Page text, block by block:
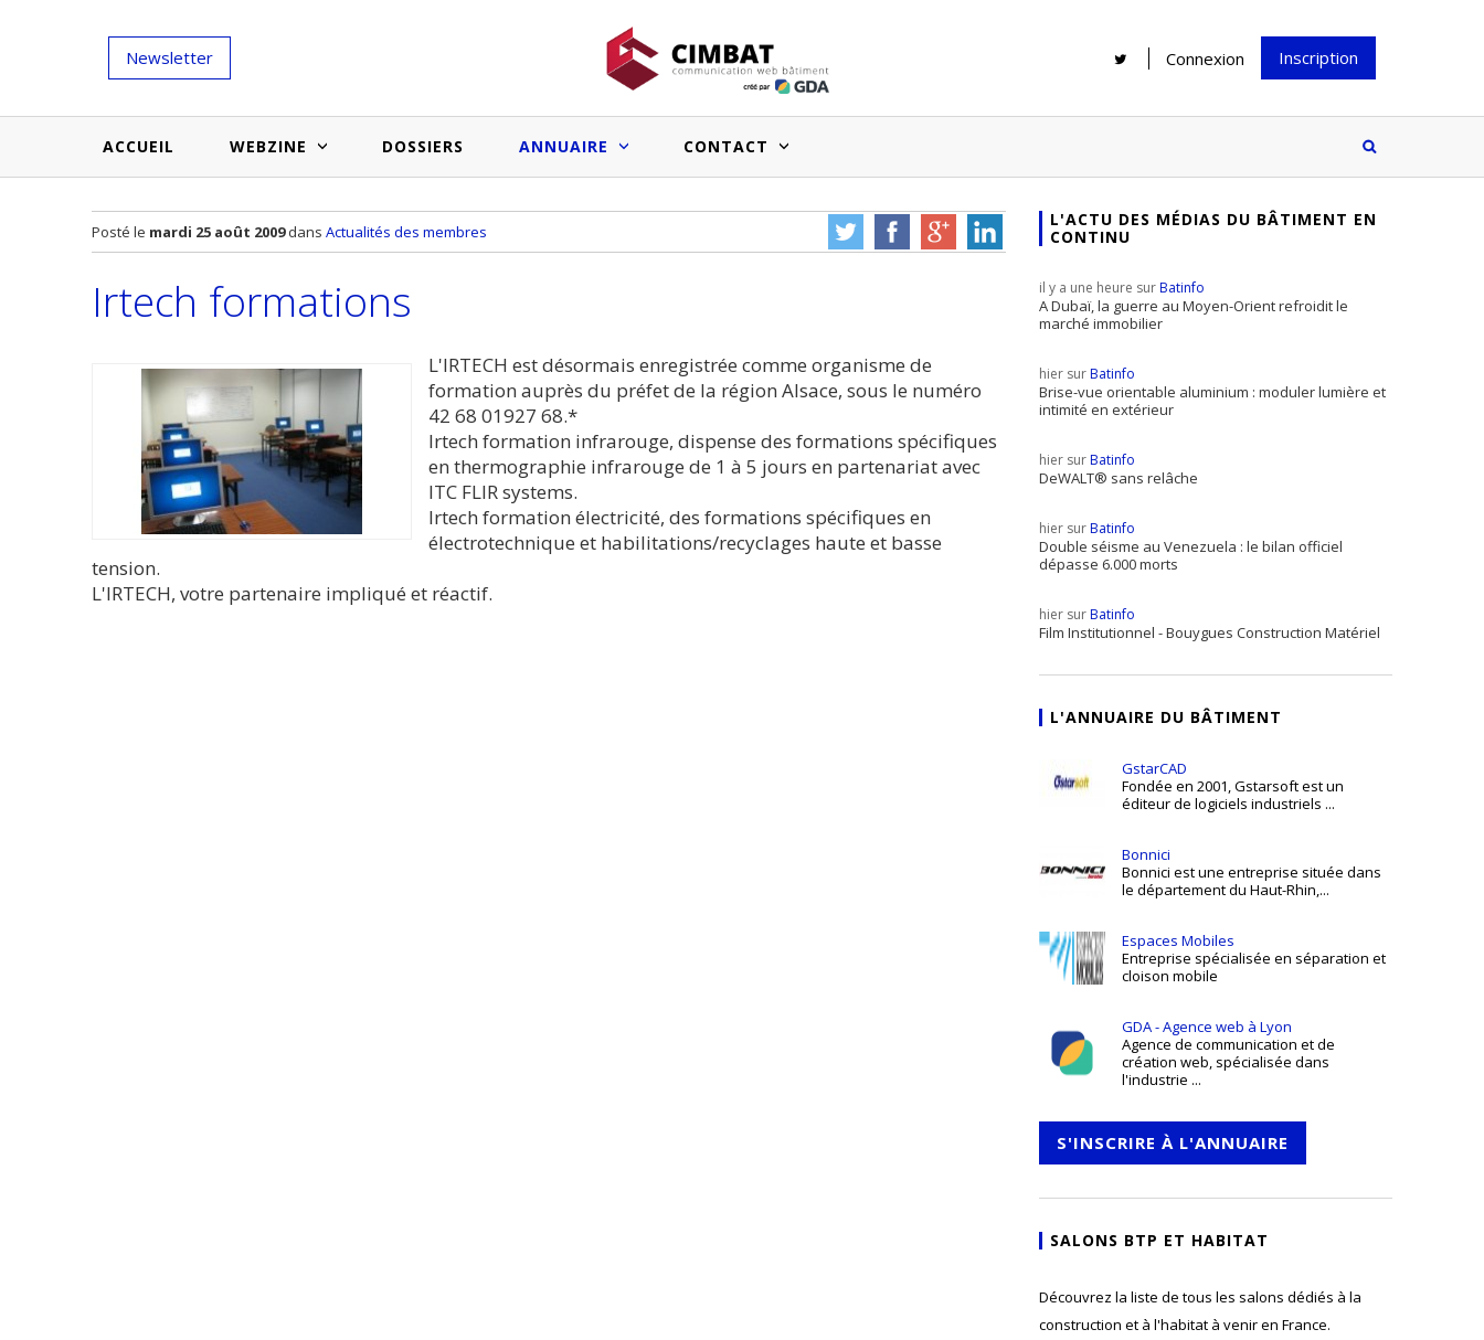
Newsletter Connexion Inscription
ACCUEIL WEBZINE
Salons et évènementiels
Médias du bâtiment
Billets d'humeur
Etudes et enquêtes
idée mais...
Medias web du bâtiment :le point
annoncés
Le print sous toutes ses formes a-t-
il encore sa place dans un monde
DOSSIERS ANNUAIRE
Annuaire
Actualités des membres
Rénover une salle de bains : gagner
supports
CONTACT
soumettre ?
nous signaler ?
Vous souhaitez inscrire
votre site à notre
Posté le mardi 25 août 2009 dans Actualités des membres
Irtech formations
L'IRTECH est désormais enregistrée comme organisme de
formation auprès du préfet de la région Alsace, sous le numéro
42 68 01927 68.*
Irtech formation infrarouge, dispense des formations spécifiques
en thermographie infrarouge de 1 à 5 jours en partenariat avec
ITC FLIR systems.
Irtech formation électricité, des formations spécifiques en
électrotechnique et habilitations/recyclages haute et basse
tension.
L'IRTECH, votre partenaire impliqué et réactif.
L'ACTU DES MÉDIAS DU BÂTIMENT EN
CONTINU
il y a une heure surBatinfo
A Dubaï, la guerre au Moyen-Orient refroidit le
marché immobilier
hier surBatinfo
Brise-vue orientable aluminium : moduler lumière et
intimité en extérieur
hier surBatinfo
DeWALT® sans relâche
hier surBatinfo
Double séisme au Venezuela : le bilan officiel
dépasse 6.000 morts
hier surBatinfo
Film Institutionnel - Bouygues Construction Matériel
L'ANNUAIRE DU BÂTIMENT
GstarCAD
Fondée en 2001, Gstarsoft est un
éditeur de logiciels industriels ...
Bonnici
Bonnici est une entreprise située dans
le département du Haut-Rhin,...
Espaces Mobiles
Entreprise spécialisée en séparation et
cloison mobile
GDA - Agence web à Lyon
Agence de communication et de
création web, spécialisée dans
l'industrie ...
S'INSCRIRE À L'ANNUAIRE
SALONS BTP ET HABITAT
Découvrez la liste de tous les salons dédiés à la
construction et à l'habitat à venir en France.